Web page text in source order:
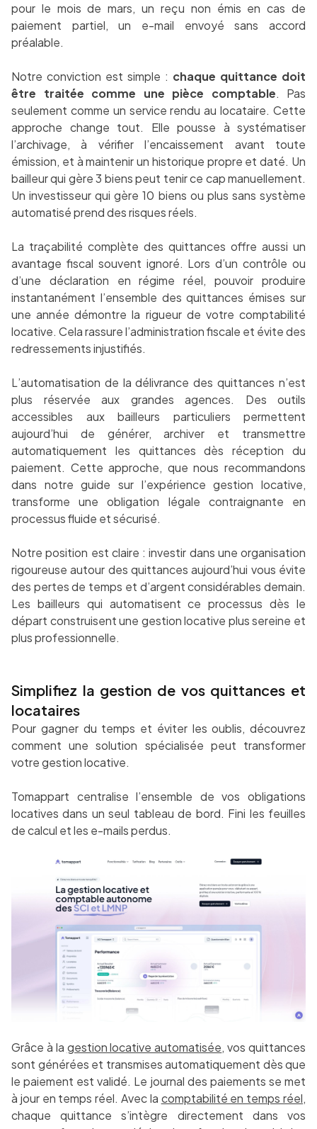
pour le mois de mars, un reçu non émis en cas de
paiement partiel, un e-mail envoyé sans accord
préalable.
Notre conviction est simple : chaque quittance doit
être traitée comme une pièce comptable. Pas
seulement comme un service rendu au locataire. Cette
approche change tout. Elle pousse à systématiser
l’archivage, à vérifier l’encaissement avant toute
émission, et à maintenir un historique propre et daté. Un
bailleur qui gère 3 biens peut tenir ce cap manuellement.
Un investisseur qui gère 10 biens ou plus sans système
automatisé prend des risques réels.
La traçabilité complète des quittances offre aussi un
avantage fiscal souvent ignoré. Lors d’un contrôle ou
d’une déclaration en régime réel, pouvoir produire
instantanément l’ensemble des quittances émises sur
une année démontre la rigueur de votre comptabilité
locative. Cela rassure l’administration fiscale et évite des
redressements injustifiés.
L’automatisation de la délivrance des quittances n’est
plus réservée aux grandes agences. Des outils
accessibles aux bailleurs particuliers permettent
aujourd’hui de générer, archiver et transmettre
automatiquement les quittances dès réception du
paiement. Cette approche, que nous recommandons
dans notre guide sur l’expérience gestion locative,
transforme une obligation légale contraignante en
processus fluide et sécurisé.
Notre position est claire : investir dans une organisation
rigoureuse autour des quittances aujourd’hui vous évite
des pertes de temps et d’argent considérables demain.
Les bailleurs qui automatisent ce processus dès le
départ construisent une gestion locative plus sereine et
plus professionnelle.
Simplifiez la gestion de vos quittances et
locataires
Pour gagner du temps et éviter les oublis, découvrez
comment une solution spécialisée peut transformer
votre gestion locative.
Tomappart centralise l’ensemble de vos obligations
locatives dans un seul tableau de bord. Fini les feuilles
de calcul et les e-mails perdus.
Grâce à la gestion locative automatisée, vos quittances
sont générées et transmises automatiquement dès que
le paiement est validé. Le journal des paiements se met
à jour en temps réel. Avec la comptabilité en temps réel,
chaque quittance s’intègre directement dans vos